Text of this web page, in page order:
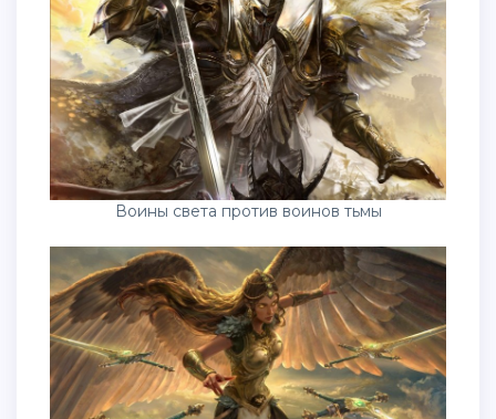
Воины света против воинов тьмы